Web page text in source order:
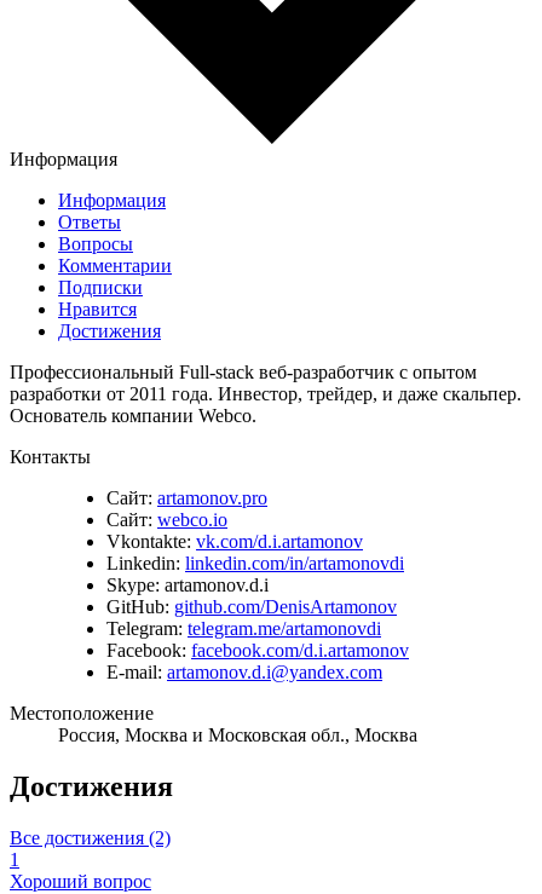
Информация
Информация
Ответы
Вопросы
Комментарии
Подписки
Нравится
Достижения
Профессиональный Full-stack веб-разработчик с опытом
разработки от 2011 года. Инвестор, трейдер, и даже скальпер.
Основатель компании Webco.
Контакты
Сайт: artamonov.pro
Сайт: webco.io
Vkontakte: vk.com/d.i.artamonov
Linkedin: linkedin.com/in/artamonovdi
Skype: artamonov.d.i
GitHub: github.com/DenisArtamonov
Telegram: telegram.me/artamonovdi
Facebook: facebook.com/d.i.artamonov
E-mail: artamonov.d.i@yandex.com
Местоположение
Россия, Москва и Московская обл., Москва
Достижения
Все достижения (2)
1
Хороший вопрос